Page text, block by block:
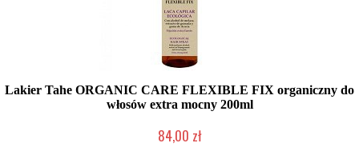
Lakier Tahe ORGANIC CARE FLEXIBLE FIX organiczny do
włosów extra mocny 200ml
84,00 zł